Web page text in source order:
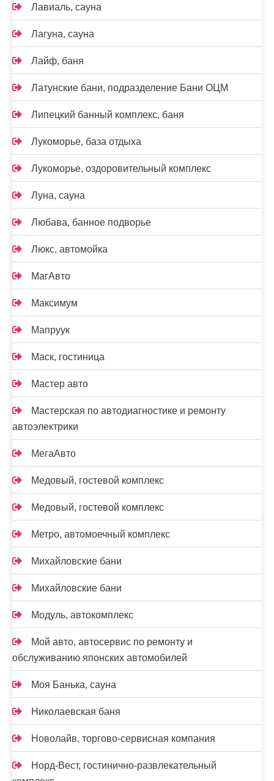
Лавиаль, сауна
Лагуна, сауна
Лайф, баня
Латунские бани, подразделение Бани ОЦМ
Липецкий банный комплекс, баня
Лукоморье, база отдыха
Лукоморье, оздоровительный комплекс
Луна, сауна
Любава, банное подворье
Люкс, автомойка
МагАвто
Максимум
Мапруук
Маск, гостиница
Мастер авто
Мастерская по автодиагностике и ремонту
автоэлектрики
МегаАвто
Медовый, гостевой комплекс
Медовый, гостевой комплекс
Метро, автомоечный комплекс
Михайловские бани
Михайловские бани
Модуль, автокомплекс
Мой авто, автосервис по ремонту и
обслуживанию японских автомобилей
Моя Банька, сауна
Николаевская баня
Новолайв, торгово-сервисная компания
Норд-Вест, гостинично-развлекательный